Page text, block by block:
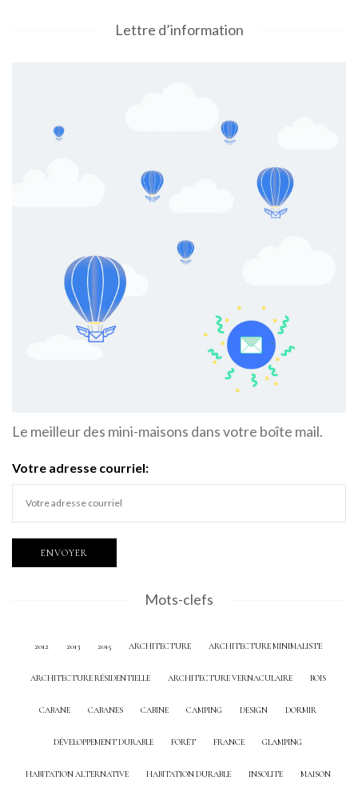
Lettre d’information
Le meilleur des mini-maisons dans votre boîte mail.
Votre adresse courriel:
Mots-clefs
2012 2013 2015 ARCHITECTURE ARCHITECTURE MINIMALISTE
ARCHITECTURE RÉSIDENTIELLE ARCHITECTURE VERNACULAIRE BOIS
CABANE CABANES CABINE CAMPING DESIGN DORMIR
DÉVELOPPEMENT DURABLE FORÊT FRANCE GLAMPING
HABITATION ALTERNATIVE HABITATION DURABLE INSOLITE MAISON